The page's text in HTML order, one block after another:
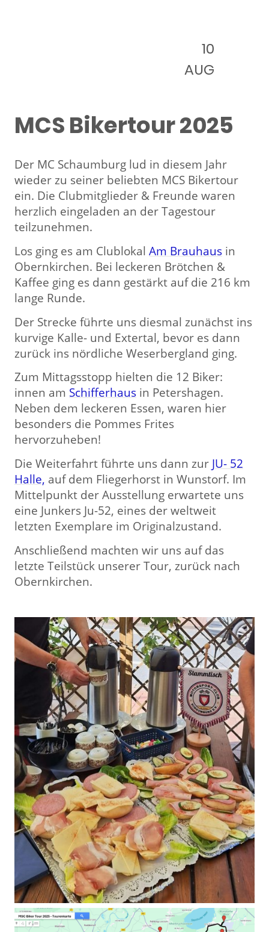
10
AUG
MCS Bikertour 2025
Der MC Schaumburg lud in diesem Jahr
wieder zu seiner beliebten MCS Bikertour
ein. Die Clubmitglieder & Freunde waren
herzlich eingeladen an der Tagestour
teilzunehmen.
Los ging es am Clublokal Am Brauhaus in
Obernkirchen. Bei leckeren Brötchen &
Kaffee ging es dann gestärkt auf die 216 km
lange Runde.
Der Strecke führte uns diesmal zunächst ins
kurvige Kalle- und Extertal, bevor es dann
zurück ins nördliche Weserbergland ging.
Zum Mittagsstopp hielten die 12 Biker:
innen am Schifferhaus in Petershagen.
Neben dem leckeren Essen, waren hier
besonders die Pommes Frites
hervorzuheben!
Die Weiterfahrt führte uns dann zur JU- 52
Halle, auf dem Fliegerhorst in Wunstorf. Im
Mittelpunkt der Ausstellung erwartete uns
eine Junkers Ju-52, eines der weltweit
letzten Exemplare im Originalzustand.
Anschließend machten wir uns auf das
letzte Teilstück unserer Tour, zurück nach
Obernkirchen.